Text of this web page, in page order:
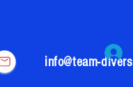
info@team-